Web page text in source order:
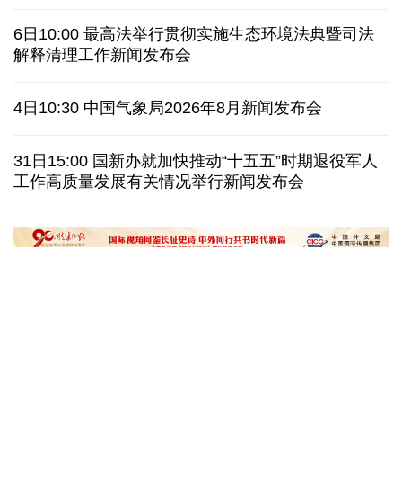
白宫否认特朗普与赫格塞思因弹药库存短缺发生争执
美媒称美国增派人手 在古巴加大力度开展情报活动
巴西降级与阿根廷关系 阿称驻巴大使将“回国休假”
6日10:00 最高法举行贯彻实施生态环境法典暨司法
解释清理工作新闻发布会
4日10:30 中国气象局2026年8月新闻发布会
31日15:00 国新办就加快推动“十五五”时期退役军人
工作高质量发展有关情况举行新闻发布会